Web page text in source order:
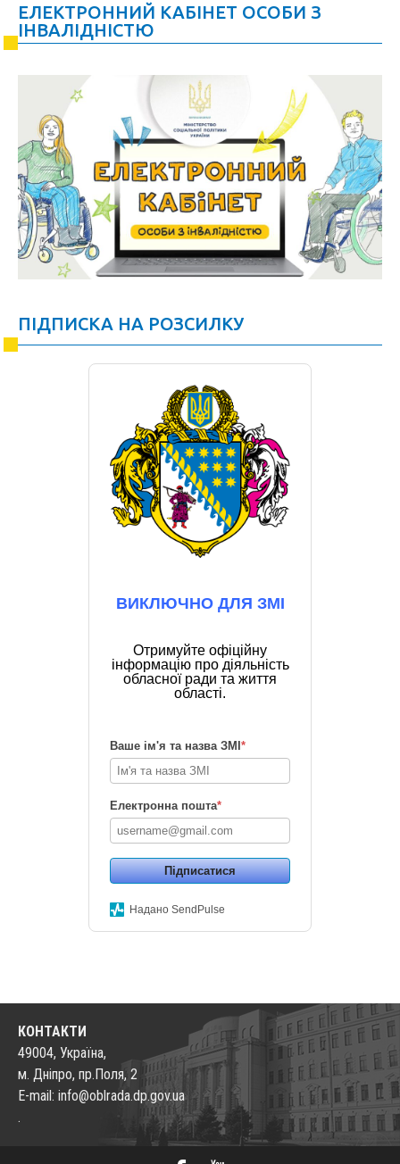
ЕЛЕКТРОННИЙ КАБІНЕТ ОСОБИ З
ІНВАЛІДНІСТЮ
ПІДПИСКА НА РОЗСИЛКУ
ВИКЛЮЧНО ДЛЯ ЗМІ
Отримуйте офіційну
інформацію про діяльність
обласної ради та життя
області.
Ваше ім'я та назва ЗМІ *
Електронна пошта*
Підписатися
Надано SendPulse
КОНТАКТИ
49004, Україна,
м. Дніпро, пр.Поля, 2
E-mail: info@oblrada.dp.gov.ua
.